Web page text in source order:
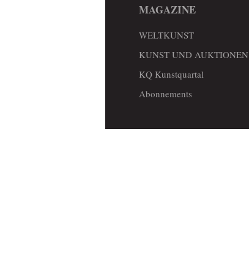
MAGAZINE
WELTKUNST
KUNST UND AUKTIONEN
KQ Kunstquartal
Abonnements